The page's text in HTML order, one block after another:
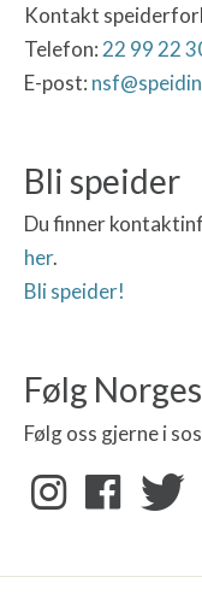
Kontakt
Telefon: 22 99 22
E-post:
Bli speider
Du finner
her.
Bli speider!
Følg
Følg oss gjerne i